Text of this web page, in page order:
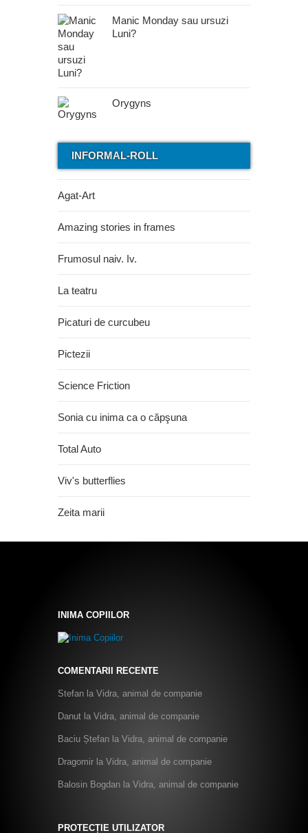
Manic Monday sau ursuzi
Luni?
Orygyns
INFORMAL-ROLL
Agat-Art
Amazing stories in frames
Frumosul naiv. Iv.
La teatru
Picaturi de curcubeu
Pictezii
Science Friction
Sonia cu inima ca o căpşuna
Total Auto
Viv's butterflies
Zeita marii
INIMA COPIILOR
COMENTARII RECENTE
Stefan la Vidra, animal de companie
Danut la Vidra, animal de companie
Baciu Ștefan la Vidra, animal de companie
Dragomir la Vidra, animal de companie
Balosin Bogdan la Vidra, animal de companie
PROTECȚIE UTILIZATOR